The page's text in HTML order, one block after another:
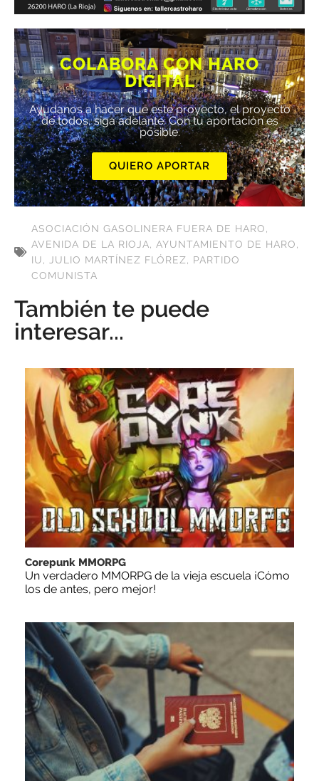
COLABORA CON HARO
DIGITAL
Ayúdanos a hacer que este proyecto, el proyecto
de todos, siga adelante. Con tu aportación es
posible.
QUIERO APORTAR
ASOCIACIÓN GASOLINERA FUERA DE HARO,
AVENIDA DE LA RIOJA, AYUNTAMIENTO DE HARO,
IU, JULIO MARTÍNEZ FLÓREZ, PARTIDO
COMUNISTA
También te puede
interesar...
Corepunk MMORPG
Un verdadero MMORPG de la vieja escuela ¡Cómo
los de antes, pero mejor!